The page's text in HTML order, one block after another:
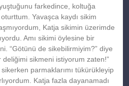
farkedince, koltuğa
Yavaşca kaydı sikim
Katja sikimin üzerimde
Amı sikimi öylesine bir
“Götünü de sikebilirmiyim?” diye
deliğimi sikmeni istiyorum zaten!”
parmaklarımı tükürükleyip
Katja fazla dayanamadı